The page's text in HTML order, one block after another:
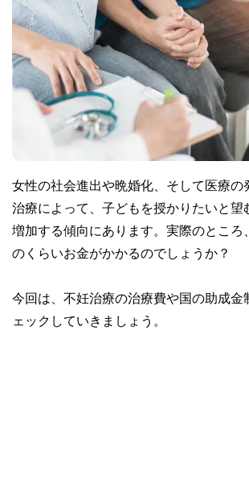
女性の社会進出や晩婚化、そして医療の
治療によって、子どもを授かりたいと望
増加する傾向にあります。実際のところ
のくらいお金がかかるのでしょうか？
今回は、不妊治療の治療費や国の助成金
ェックしていきましょう。